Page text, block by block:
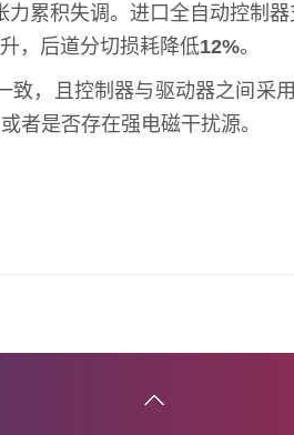
累积失调。进口全自动控制器
，后道分切损耗降低12%。
，且控制器与驱动器之间
者是否存在强电磁干扰源。